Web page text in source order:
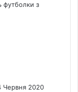
футболки з
Червня 2020